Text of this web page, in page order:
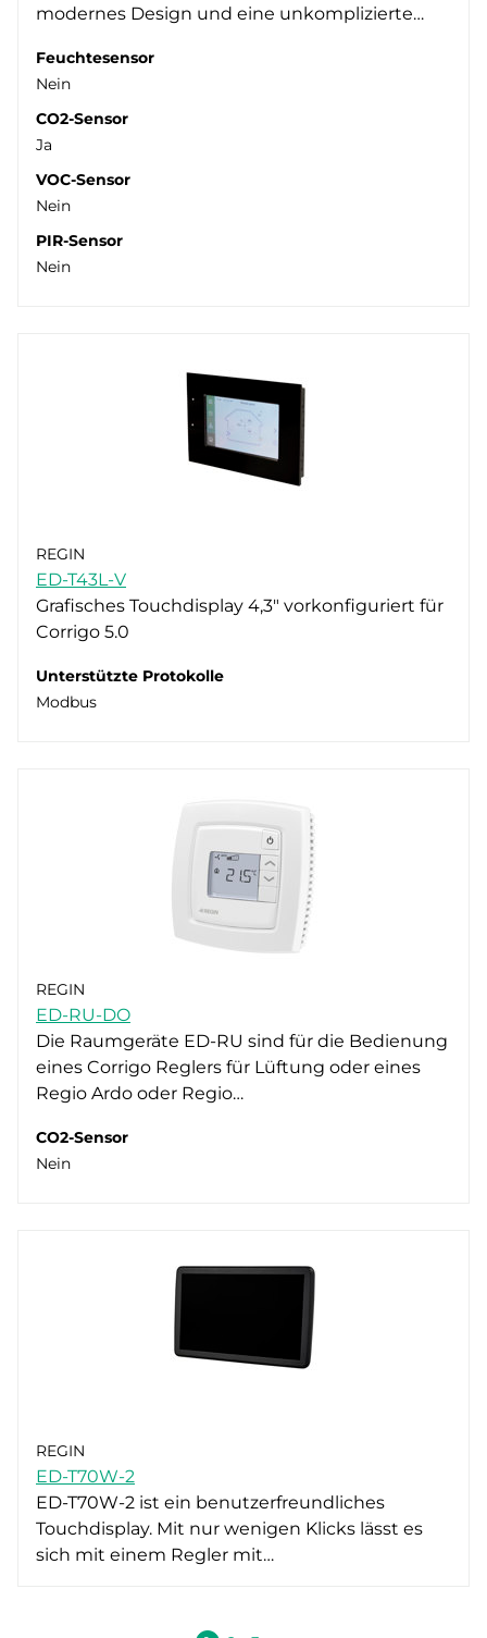
modernes Design und eine unkomplizierte…
Feuchtesensor
Nein
CO2-Sensor
Ja
VOC-Sensor
Nein
PIR-Sensor
Nein
REGIN
ED-T43L-V
Grafisches Touchdisplay 4,3" vorkonfiguriert für
Corrigo 5.0
Unterstützte Protokolle
Modbus
REGIN
ED-RU-DO
Die Raumgeräte ED-RU sind für die Bedienung
eines Corrigo Reglers für Lüftung oder eines
Regio Ardo oder Regio…
CO2-Sensor
Nein
REGIN
ED-T70W-2
ED-T70W-2 ist ein benutzerfreundliches
Touchdisplay. Mit nur wenigen Klicks lässt es
sich mit einem Regler mit…